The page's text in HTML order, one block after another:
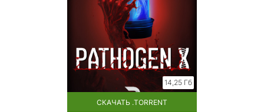
14,25 Гб
СКАЧАТЬ .TORRENT